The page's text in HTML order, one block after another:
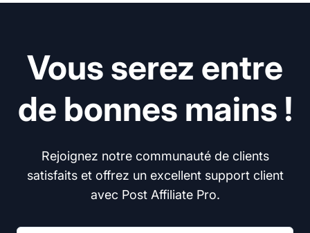
Vous serez entre
de bonnes mains !
Rejoignez notre communauté de clients
satisfaits et offrez un excellent support client
avec Post Affiliate Pro.